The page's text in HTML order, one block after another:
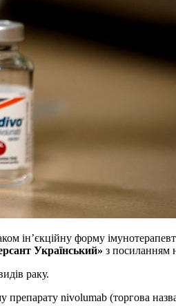
ін’єкційну форму
Український» з посиланням
раку.
nivolumab (торгова